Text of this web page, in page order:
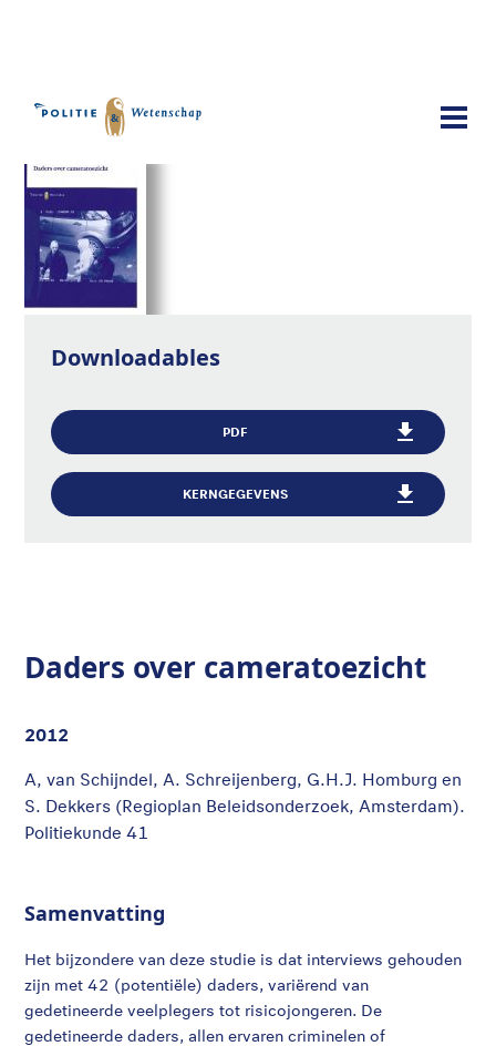
Publicaties Daders over cameratoezicht
Downloadables
PDF
KERNGEGEVENS
Daders over cameratoezicht
2012
A, van Schijndel, A. Schreijenberg, G.H.J. Homburg en
S. Dekkers (Regioplan Beleidsonderzoek, Amsterdam).
Politiekunde 41
Samenvatting
Het bijzondere van deze studie is dat interviews gehouden
zijn met 42 (potentiële) daders, variërend van
gedetineerde veelplegers tot risicojongeren. De
gedetineerde daders, allen ervaren criminelen of